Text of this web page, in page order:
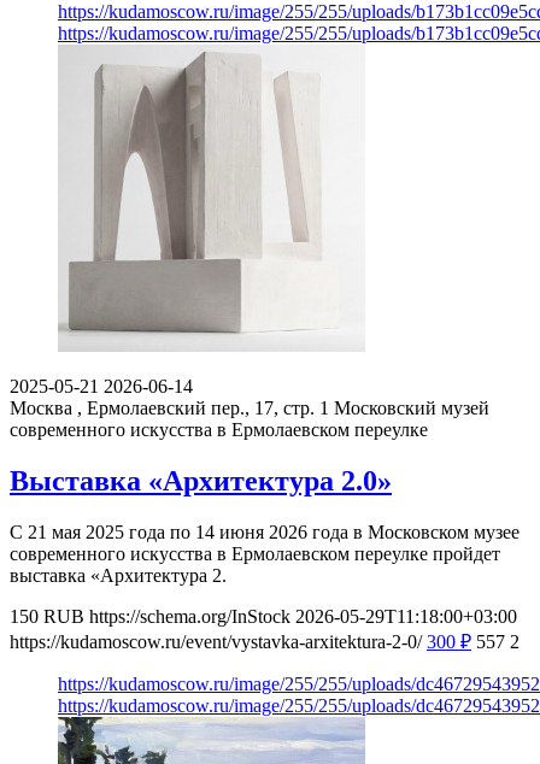
https://kudamoscow.ru/image/255/255/uploads/
https://kudamoscow.ru/image/255/255/uploads/
2025-05-21 2026-06-14
Москва , Ермолаевский пер., 17, стр. 1 Московский музей
современного искусства в Ермолаевском переулке
Выставка «Архитектура 2.0»
С 21 мая 2025 года по 14 июня 2026 года в Московском музее
современного искусства в Ермолаевском переулке пройдет
выставка «Архитектура 2.
150 RUB https://schema.org/InStock 2026-05-29T11:18:00+03:00
https://kudamoscow.ru/event/vystavka-arxitektura-2-0/ 300 ₽ 557 2
https://kudamoscow.ru/image/255/255/uploads/
https://kudamoscow.ru/image/255/255/uploads/